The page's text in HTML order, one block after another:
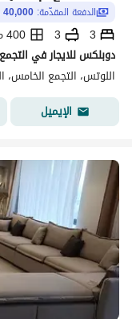
الدفعة المقدّمة: 40,000 ج.م
3
3
400 متر مربع
دوبلكس للايجار في
اللوتس، التجمع الخامس،
الإيميل